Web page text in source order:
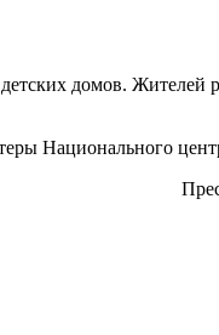
домов. Жителей
Национального